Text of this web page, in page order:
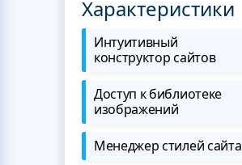
Характеристики
Интуитивный
конструктор сайтов
Доступ к библиотеке
изображений
Менеджер стилей сайта